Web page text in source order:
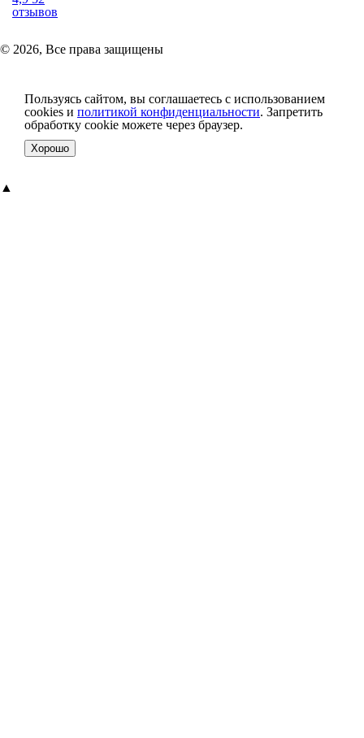
отзывов
© 2026, Все права защищены
Пользуясь сайтом, вы соглашаетесь с использованием
cookies и политикой конфиденциальности. Запретить
обработку cookie можете через браузер.
Хорошо
▲